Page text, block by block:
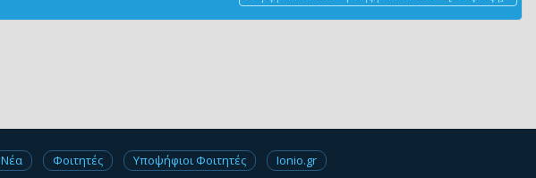
Νέα Φοιτητές Υποψήφιοι Φοιτητές Ionio.gr